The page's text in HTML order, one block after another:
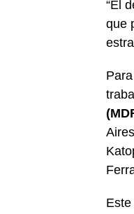
“El
que